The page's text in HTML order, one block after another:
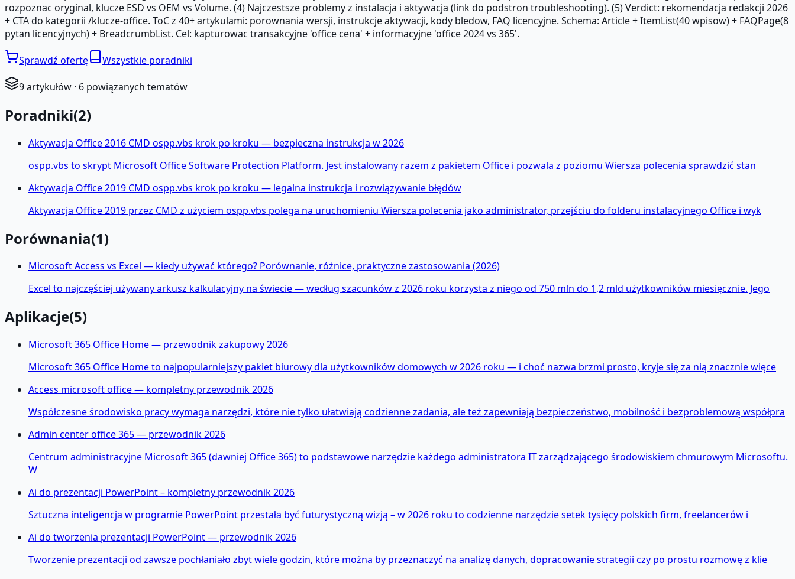
rozpoznac oryginal, klucze ESD vs OEM vs Volume. (4) Najczestsze problemy z instalacja i aktywacja (link do podstron troubleshooting). (5) Verdict: rekomendacja redakcji 2026
+ CTA do kategorii /klucze-office. ToC z 40+ artykulami: porownania wersji, instrukcje aktywacji, kody bledow, FAQ licencyjne. Schema: Article + ItemList(40 wpisow) + FAQPage(8
pytan licencyjnych) + BreadcrumbList. Cel: kapturowac transakcyjne 'office cena' + informacyjne 'office 2024 vs 365'.
Sprawdź ofertę Wszystkie poradniki
9artykułów · 6 powiązanych tematów
Poradniki(2)
Aktywacja Office 2016 CMD ospp.vbs krok po kroku — bezpieczna instrukcja w 2026
ospp.vbs to skrypt Microsoft Office Software Protection Platform. Jest instalowany razem z pakietem Office i pozwala z poziomu Wiersza polecenia sprawdzić stan
Aktywacja Office 2019 CMD ospp.vbs krok po kroku — legalna instrukcja i rozwiązywanie błędów
Aktywacja Office 2019 przez CMD z użyciem ospp.vbs polega na uruchomieniu Wiersza polecenia jako administrator, przejściu do folderu instalacyjnego Office i wyk
Porównania(1)
Microsoft Access vs Excel — kiedy używać którego? Porównanie, różnice, praktyczne zastosowania (2026)
Excel to najczęściej używany arkusz kalkulacyjny na świecie — według szacunków z 2026 roku korzysta z niego od 750 mln do 1,2 mld użytkowników miesięcznie. Jego
Aplikacje(5)
Microsoft 365 Office Home — przewodnik zakupowy 2026
Microsoft 365 Office Home to najpopularniejszy pakiet biurowy dla użytkowników domowych w 2026 roku — i choć nazwa brzmi prosto, kryje się za nią znacznie więce
Access microsoft office — kompletny przewodnik 2026
Współczesne środowisko pracy wymaga narzędzi, które nie tylko ułatwiają codzienne zadania, ale też zapewniają bezpieczeństwo, mobilność i bezproblemową współpra
Admin center office 365 — przewodnik 2026
Centrum administracyjne Microsoft 365 (dawniej Office 365) to podstawowe narzędzie każdego administratora IT zarządzającego środowiskiem chmurowym Microsoftu.
W
Ai do prezentacji PowerPoint – kompletny przewodnik 2026
Sztuczna inteligencja w programie PowerPoint przestała być futurystyczną wizją – w 2026 roku to codzienne narzędzie setek tysięcy polskich firm, freelancerów i
Ai do tworzenia prezentacji PowerPoint — przewodnik 2026
Tworzenie prezentacji od zawsze pochłaniało zbyt wiele godzin, które można by przeznaczyć na analizę danych, dopracowanie strategii czy po prostu rozmowę z klie